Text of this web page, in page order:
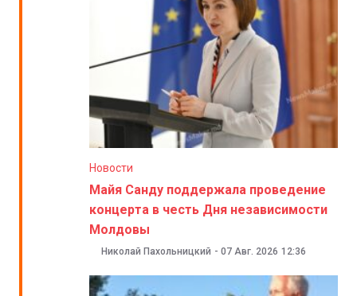
Новости
Майя Санду поддержала проведение
концерта в честь Дня независимости
Молдовы
Николай Пахольницкий - 07 Авг. 2026 12:36